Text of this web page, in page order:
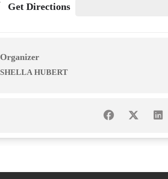
Get Directions
Organizer
SHELLA HUBERT